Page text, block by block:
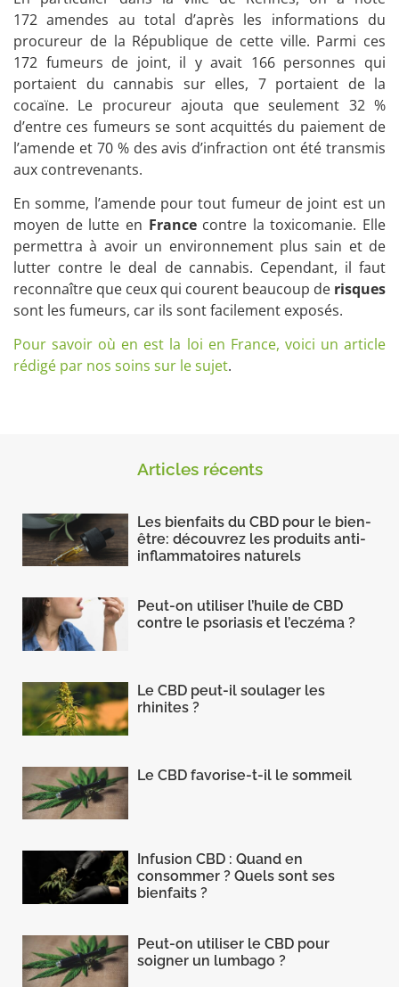
172 amendes au total d’après les informations du
procureur de la République de cette ville. Parmi ces
172 fumeurs de joint, il y avait 166 personnes qui
portaient du cannabis sur elles, 7 portaient de la
cocaïne. Le procureur ajouta que seulement 32 %
d’entre ces fumeurs se sont acquittés du paiement de
l’amende et 70 % des avis d’infraction ont été transmis
aux contrevenants.
En somme, l’amende pour tout fumeur de joint est un
moyen de lutte en Francecontre la toxicomanie. Elle
permettra à avoir un environnement plus sain et de
lutter contre le deal de cannabis. Cependant, il faut
reconnaître que ceux qui courent beaucoup de risques
sont les fumeurs, car ils sont facilement exposés.
Pour savoir où en est la loi en France, voici un article
rédigé par nos soins sur le sujet.
Articles récents
Les bienfaits du CBD pour le bien-
être: découvrez les produits anti-
inflammatoires naturels
Peut-on utiliser l’huile de CBD
contre le psoriasis et l’eczéma ?
Le CBD peut-il soulager les
rhinites ?
Le CBD favorise-t-il le sommeil
Infusion CBD : Quand en
consommer ? Quels sont ses
bienfaits ?
Peut-on utiliser le CBD pour
soigner un lumbago ?